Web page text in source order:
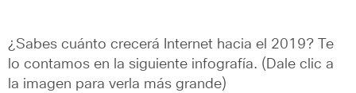
¿Sabes cuánto crecerá Internet hacia el 2019? Te
lo contamos en la siguiente infografía. (Dale clic a
la imagen para verla más grande)